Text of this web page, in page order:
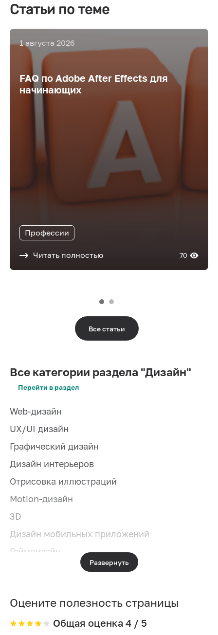
Статьи по теме
1 августа 2026
FAQ по Adobe After Effects для
начинающих
Профессии
Читать полностью 70
Все статьи
Все категории раздела "Дизайн"
Перейти в раздел
Web-дизайн
UX/UI дизайн
Графический дизайн
Дизайн интерьеров
Отрисовка иллюстраций
Motion-дизайн
3D
Дизайн мобильных приложений
Геймдизайн
Создание лендингов
Управление в дизайне
Figma
Развернуть
Оцените полезность страницы
Общая оценка 4/ 5